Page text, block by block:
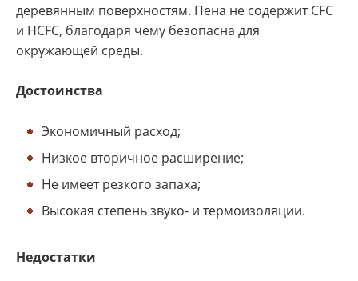
деревянным поверхностям. Пена не содержит CFC
и HCFC, благодаря чему безопасна для
окружающей среды.
Достоинства
Экономичный расход;
Низкое вторичное расширение;
Не имеет резкого запаха;
Высокая степень звуко- и термоизоляции.
Недостатки